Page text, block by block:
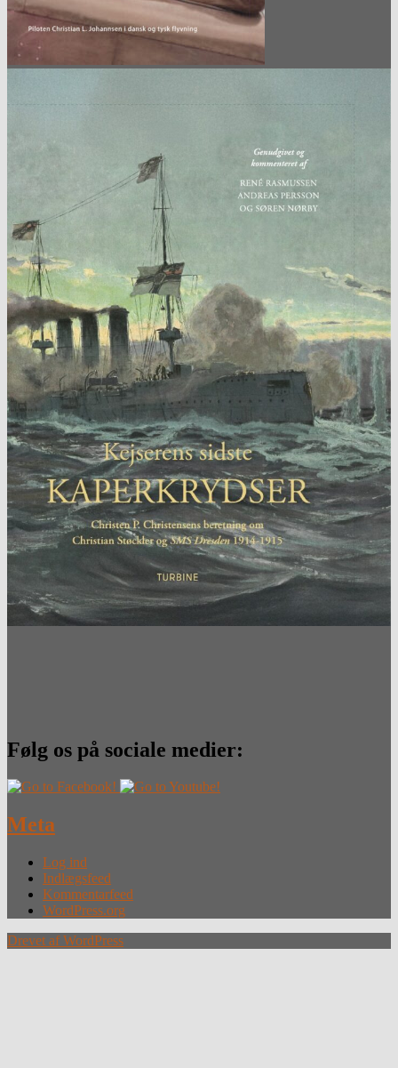
Følg os på sociale medier:
Meta
Log ind
Indlægsfeed
Kommentarfeed
WordPress.org
Drevet af WordPress